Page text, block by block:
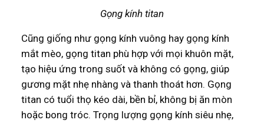
Gọng kính titan
Cũng giống như gọng kính vuông hay gọng kính
mắt mèo, gọng titan phù hợp với mọi khuôn mặt,
tạo hiệu ứng trong suốt và không có gọng, giúp
gương mặt nhẹ nhàng và thanh thoát hơn. Gọng
titan có tuổi thọ kéo dài, bền bỉ, không bị ăn mòn
hoặc bong tróc. Trọng lượng gọng kính siêu nhẹ,